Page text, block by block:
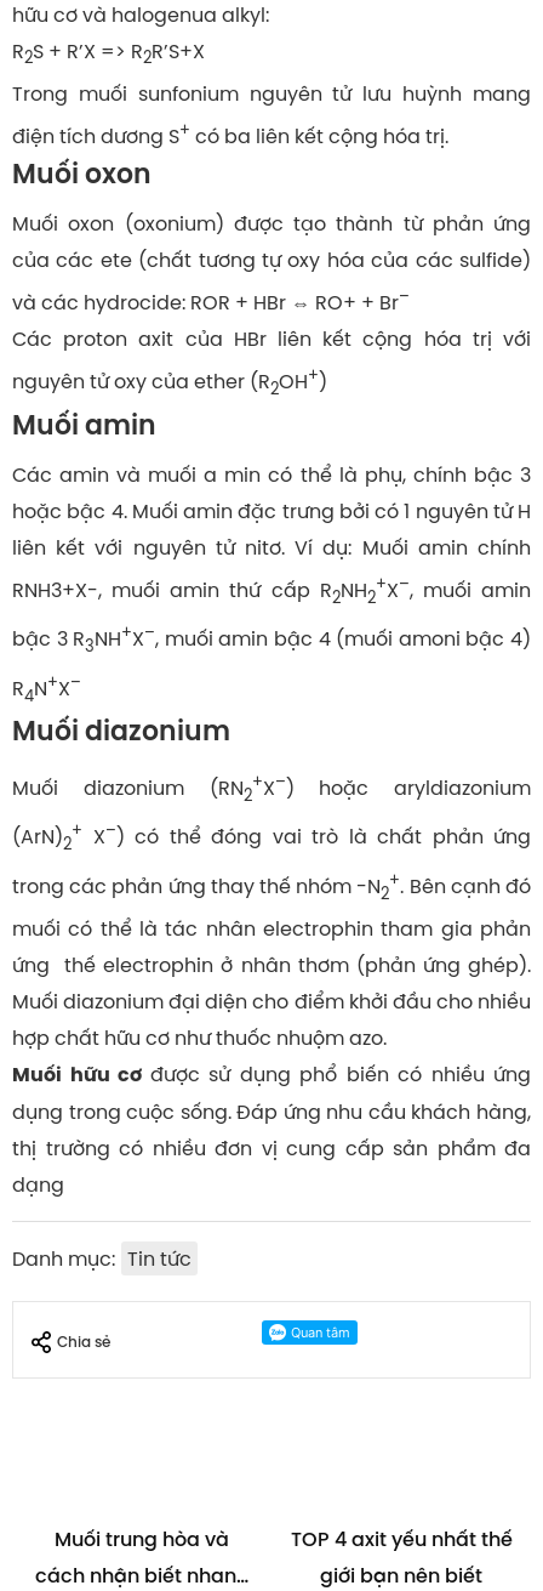
hữu cơ và halogenua alkyl:
R2S + R’X => R2R’S+X
Trong muối sunfonium nguyên tử lưu huỳnh mang
điện tích dương S+ có ba liên kết cộng hóa trị.
Muối oxon
Muối oxon (oxonium) được tạo thành từ phản ứng
của các ete (chất tương tự oxy hóa của các sulfide)
và các hydrocide: ROR + HBr ⇔ RO+ + Br–
Các proton axit của HBr liên kết cộng hóa trị với
nguyên tử oxy của ether (R2OH+)
Muối amin
Các amin và muối a min có thể là phụ, chính bậc 3
hoặc bậc 4. Muối amin đặc trưng bởi có 1 nguyên tử H
liên kết với nguyên tử nitơ. Ví dụ: Muối amin chính
RNH3+X-, muối amin thứ cấp R2NH2
+X–, muối amin
bậc 3 R3NH+X–, muối amin bậc 4 (muối amoni bậc 4)
R4N+X–
Muối diazonium
Muối diazonium (RN2
+X–) hoặc aryldiazonium
(ArN)2
+ X–) có thể đóng vai trò là chất phản ứng
trong các phản ứng thay thế nhóm -N2
+. Bên cạnh đó
muối có thể là tác nhân electrophin tham gia phản
ứng thế electrophin ở nhân thơm (phản ứng ghép).
Muối diazonium đại diện cho điểm khởi đầu cho nhiều
hợp chất hữu cơ như thuốc nhuộm azo.
Muối hữu cơ được sử dụng phổ biến có nhiều ứng
dụng trong cuộc sống. Đáp ứng nhu cầu khách hàng,
thị trường có nhiều đơn vị cung cấp sản phẩm đa
dạng
Danh mục: Tin tức
Chia sẻ
Muối trung hòa và
cách nhận biết nhanh
TOP 4 axit yếu nhất thế
giới bạn nên biết